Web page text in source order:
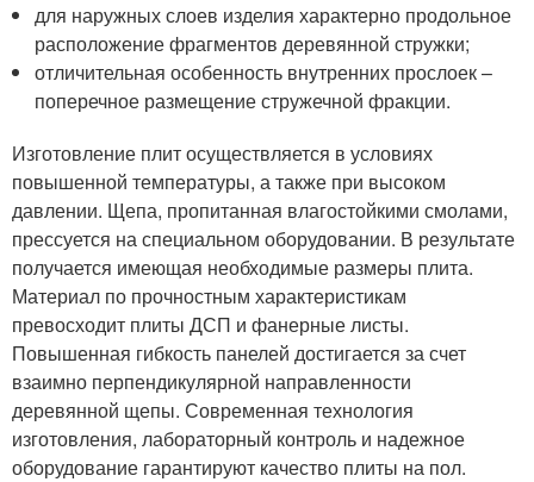
для наружных слоев изделия характерно продольное
расположение фрагментов деревянной стружки;
отличительная особенность внутренних прослоек –
поперечное размещение стружечной фракции.
Изготовление плит осуществляется в условиях
повышенной температуры, а также при высоком
давлении. Щепа, пропитанная влагостойкими смолами,
прессуется на специальном оборудовании. В результате
получается имеющая необходимые размеры плита.
Материал по прочностным характеристикам
превосходит плиты ДСП и фанерные листы.
Повышенная гибкость панелей достигается за счет
взаимно перпендикулярной направленности
деревянной щепы. Современная технология
изготовления, лабораторный контроль и надежное
оборудование гарантируют качество плиты на пол.